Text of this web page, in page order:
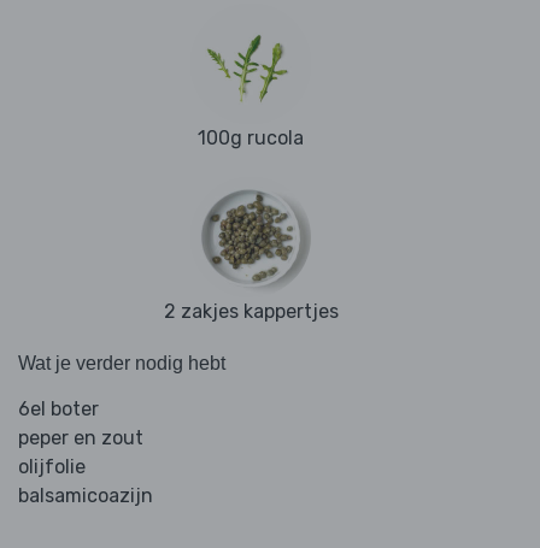
100g rucola
2 zakjes kappertjes
Wat je verder nodig hebt
6el boter
peper en zout
olijfolie
balsamicoazijn